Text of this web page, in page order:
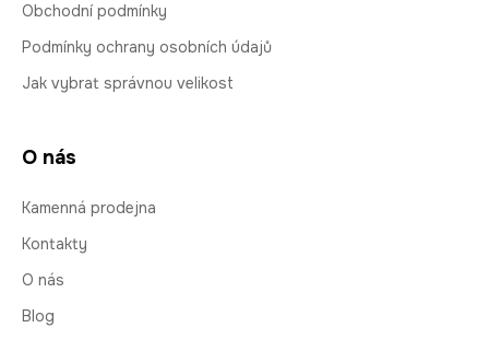
Obchodní podmínky
Podmínky ochrany osobních údajů
Jak vybrat správnou velikost
O nás
Kamenná prodejna
Kontakty
O nás
Blog